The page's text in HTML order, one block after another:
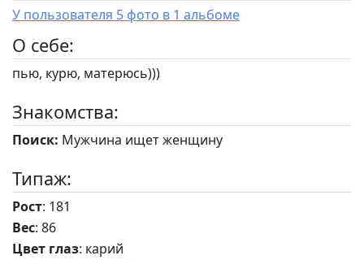
У пользователя 5 фото в 1 альбоме
O себе:
пью, курю, матерюсь)))
Знакомства:
Поиск: Мужчина ищет женщину
Типаж:
Рост: 181
Вес: 86
Цвет глаз: карий